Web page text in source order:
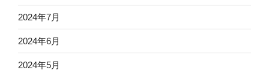
2024年7月
2024年6月
2024年5月